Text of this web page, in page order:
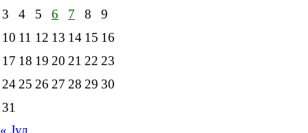
3
4 5 6 7 8
9
10 11 12 13 14 15 16
17 18 19 20 21 22 23
2425 26 27 28 29 30
31
« Јул